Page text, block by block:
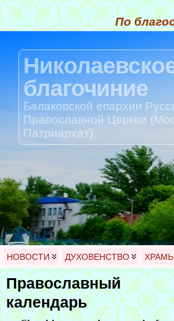
По
благочиние
Балаковской епархии
Православной Церкви
Патриархат)
НОВОСТИ ДУХОВЕНСТВО
Православный
календарь